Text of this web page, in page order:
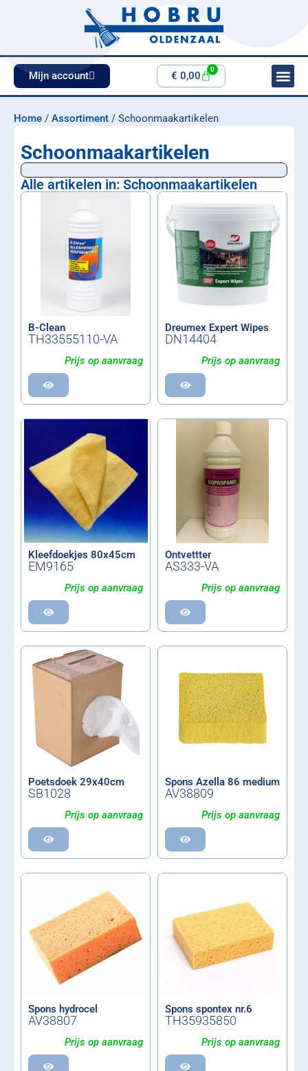
Mijn account € 0,00
0
Home / Assortiment / Schoonmaakartikelen
Schoonmaakartikelen
Alle artikelen in: Schoonmaakartikelen
B-Clean
TH33555110-VA
Prijs op aanvraag
Dreumex Expert Wipes
DN14404
Prijs op aanvraag
Kleefdoekjes 80x45cm
EM9165
Prijs op aanvraag
Ontvettter
AS333-VA
Prijs op aanvraag
Poetsdoek 29x40cm
SB1028
Prijs op aanvraag
Spons Azella 86 medium
AV38809
Prijs op aanvraag
Spons hydrocel
AV38807
Prijs op aanvraag
Spons spontex nr.6
TH35935850
Prijs op aanvraag